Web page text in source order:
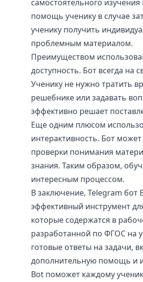
самостоятельного
помощь ученику в случае
ученику получить
проблемным материалом.
Преимуществом
доступность. Бот всегда на
Ученику не нужно тратить
решебнике или задавать
эффективно решает
Еще одним плюсом
интерактивность. Бот
проверки понимания
знания. Таким образом,
интересным процессом.
В заключение, Telegram бот
эффективный инструмент
которые содержатся в
разработанной по ФГОС на
готовые ответы на задачи,
дополнительную помощь и
Bot поможет каждому